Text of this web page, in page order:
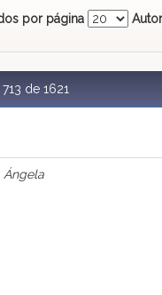
por página
de 1621
Ángela